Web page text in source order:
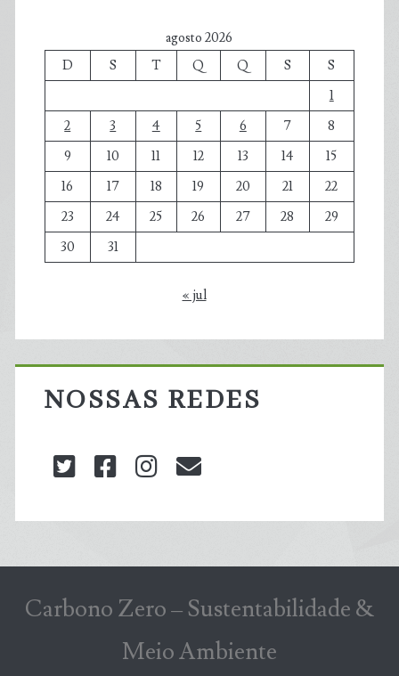
agosto 2026
D
S T Q Q S
S
1
2
3 4 5 6 7
8
9
10 11 12 13 14
15
16
17 18 19 20 21
22
23
24 25 26 27 28
29
30
31
« jul
NOSSAS REDES
twitterfacebookinstagram
Carbono Zero – Sustentabilidade &
Meio Ambiente